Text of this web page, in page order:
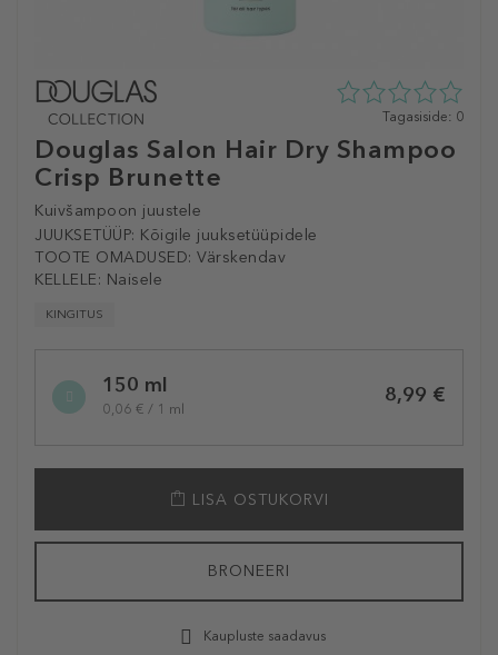
Douglas Salon Hair Dry Shampoo
Crisp Brunette
Kuivšampoon juustele
JUUKSETÜÜP: Kõigile juuksetüüpidele
TOOTE OMADUSED: Värskendav
KELLELE: Naisele
KINGITUS
0
5st
Tagasiside: 0
variation150 ml
0,06 € / 1 ml
8,99 €
LISA OSTUKORVI
BRONEERI
Kaupluste saadavus